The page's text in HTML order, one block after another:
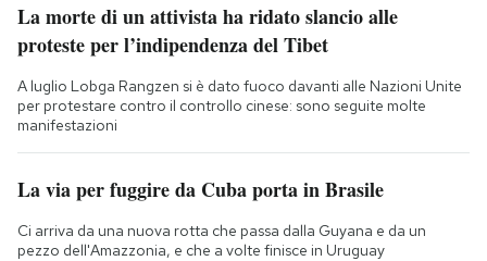
La morte di un attivista ha ridato slancio alle
proteste per l’indipendenza del Tibet
A luglio Lobga Rangzen si è dato fuoco davanti alle Nazioni Unite
per protestare contro il controllo cinese: sono seguite molte
manifestazioni
La via per fuggire da Cuba porta in Brasile
Ci arriva da una nuova rotta che passa dalla Guyana e da un
pezzo dell'Amazzonia, e che a volte finisce in Uruguay